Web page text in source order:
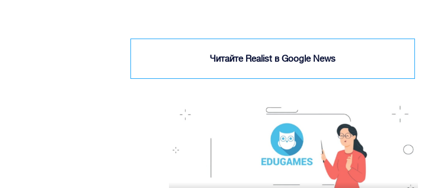
Читайте Realist в Google News